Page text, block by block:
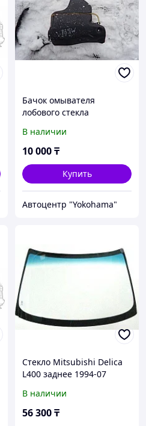
Бачок омывателя
лобового стекла
В наличии
10 000₸
Купить
Автоцентр "Yokohama"
Стекло Mitsubishi Delica
L400 заднее 1994-07
В наличии
56 300₸